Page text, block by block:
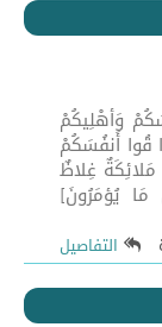
وَأَهْلِيكُمْ
أَنفُسَكُمْ
غِلاظٌ
يُؤمَرُونَ]
التفاصيل